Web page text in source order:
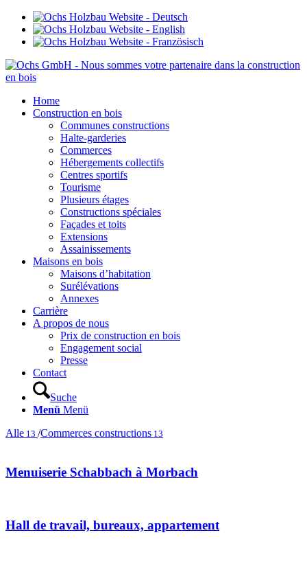
Home
Construction en bois
Communes constructions
Halte-garderies
Commerces
Hébergements collectifs
Centres sportifs
Tourisme
Plusieurs étages
Constructions spéciales
Façades et toits
Extensions
Assainissements
Maisons en bois
Maisons d’habitation
Surélévations
Annexes
Carrière
A propos de nous
Prix de construction en bois
Engagement social
Presse
Contact
Suche
Menü Menü
Alle 13 /Commerces constructions 13
Menuiserie Schabbach à Morbach
Hall de travail, bureaux, appartement